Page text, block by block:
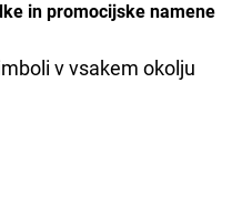
in promocijske namene